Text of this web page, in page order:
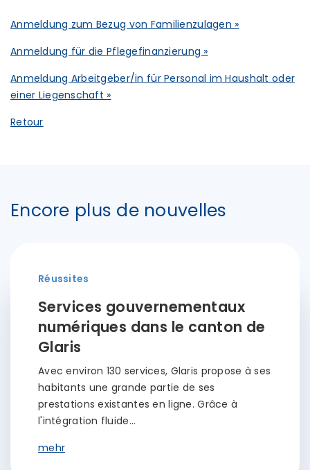
Anmeldung zum Bezug von Familienzulagen »
Anmeldung für die Pflegefinanzierung »
Anmeldung Arbeitgeber/in für Personal im Haushalt oder
einer Liegenschaft »
Retour
Encore plus de nouvelles
Réussites
Services gouvernementaux
numériques dans le canton de
Glaris
Avec environ 130 services, Glaris propose à ses
habitants une grande partie de ses
prestations existantes en ligne. Grâce à
l'intégration fluide…
mehr